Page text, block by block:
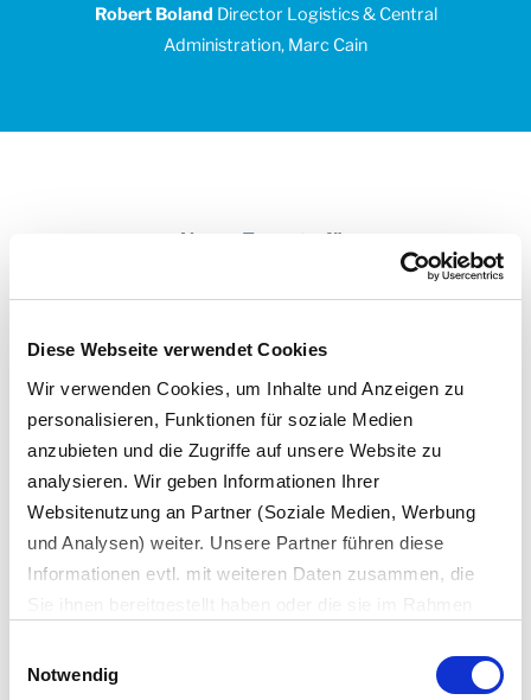
Diese Webseite verwendet Cookies
Wir verwenden Cookies, um Inhalte und Anzeigen zu
personalisieren, Funktionen für soziale Medien
anzubieten und die Zugriffe auf unsere Website zu
analysieren. Wir geben Informationen Ihrer
Websitenutzung an Partner (Soziale Medien, Werbung
und Analysen) weiter. Unsere Partner führen diese
Informationen evtl. mit weiteren Daten zusammen, die
Es werden bei der Nutzung unserer Website Daten in die
Notwendig
Robert Boland Director Logistics & Central
Administration, Marc Cain
Unser Experte für
Packaging & Packaging Waste
Regulation (PPWR)
Kontaktieren Sie uns per Telefon und lassen Sie sich